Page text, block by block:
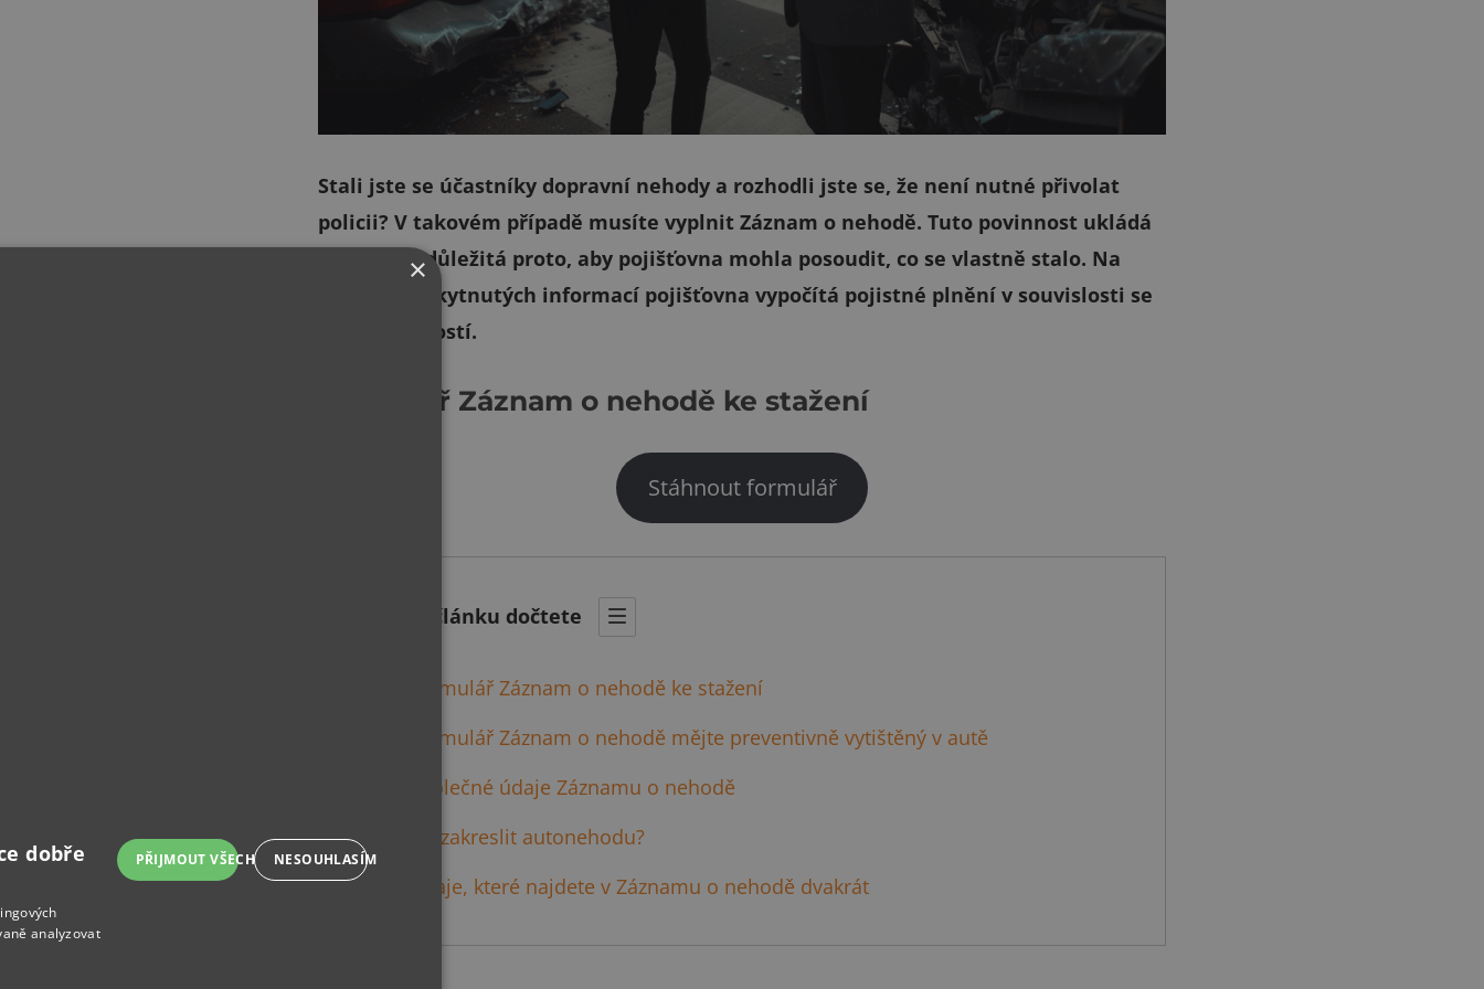
Stali jste se účastníky dopravní nehody a rozhodli jste se, že není nutné přivolat
policii? V takovém případě musíte vyplnit Záznam o nehodě. Tuto povinnost ukládá
zákon a je důležitá proto, aby pojišťovna mohla posoudit, co se vlastně stalo. Na
základě poskytnutých informací pojišťovna vypočítá pojistné plnění v souvislosti se
škodní událostí.
Formulář Záznam o nehodě ke stažení
Stáhnout formulář
Co se v článku dočtete
Formulář Záznam o nehodě ke stažení
Formulář Záznam o nehodě mějte preventivně vytištěný v autě
Společné údaje Záznamu o nehodě
Jak zakreslit autonehodu?
Údaje, které najdete v Záznamu o nehodě dvakrát
×
dobře
analyzovat
PŘIJMOUT VŠECHNONESOUHLASÍM